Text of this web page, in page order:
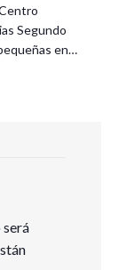
Segundo
en…